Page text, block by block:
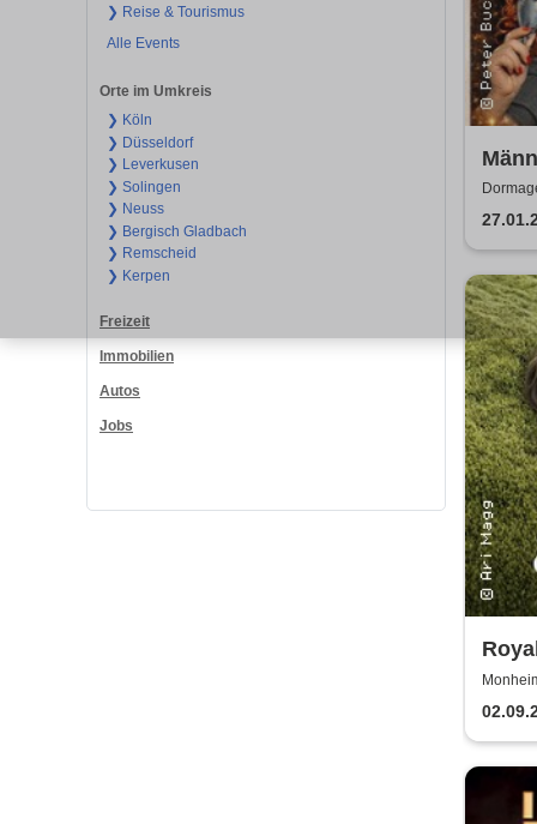
❯ Reise & Tourismus
Alle Events
Orte im Umkreis
❯ Köln
❯ Düsseldorf
❯ Leverkusen
❯ Solingen
❯ Neuss
❯ Bergisch Gladbach
❯ Remscheid
❯ Kerpen
Freizeit
Immobilien
Autos
Jobs